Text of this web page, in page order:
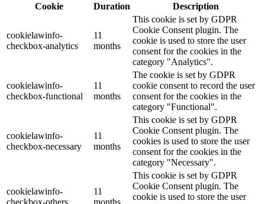
Cookie
Duration Description
cookielawinfo-
checkbox-analytics
11
months
This cookie is set by GDPR
Cookie Consent plugin. The
cookie is used to store the user
consent for the cookies in the
category "Analytics".
cookielawinfo-
checkbox-functional
11
months
The cookie is set by GDPR
cookie consent to record the user
consent for the cookies in the
category "Functional".
cookielawinfo-
checkbox-necessary
11
months
This cookie is set by GDPR
Cookie Consent plugin. The
cookies is used to store the user
consent for the cookies in the
category "Necessary".
cookielawinfo-
11
This cookie is set by GDPR
Cookie Consent plugin. The
cookie is used to store the user